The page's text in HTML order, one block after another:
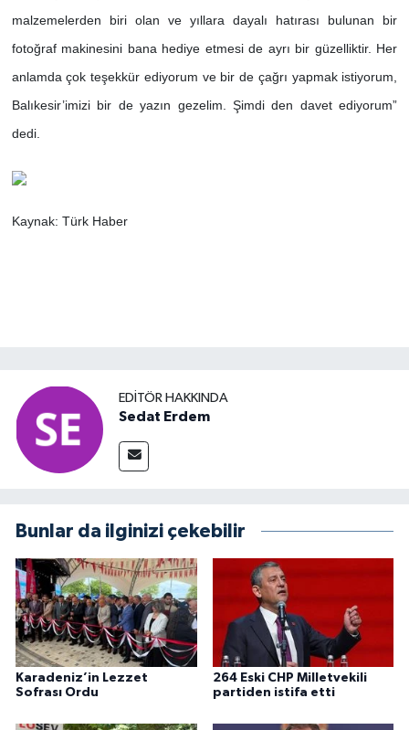
malzemelerden biri olan ve yıllara dayalı hatırası bulunan bir
fotoğraf makinesini bana hediye etmesi de ayrı bir güzelliktir. Her
anlamda çok teşekkür ediyorum ve bir de çağrı yapmak istiyorum,
Balıkesir’imizi bir de yazın gezelim. Şimdi den davet ediyorum”
dedi.
Kaynak: Türk Haber
EDITÖR HAKKINDA
Sedat Erdem
Bunlar da ilginizi çekebilir
Karadeniz’in Lezzet
Sofrası Ordu
264 Eski CHP Milletvekili
partiden istifa etti